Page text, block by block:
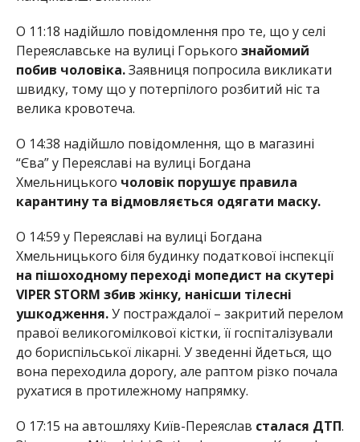
О 11:18 надійшло повідомлення про те, що у селі
Переяславське на вулиці Горького знайомий
побив чоловіка.Заявниця попросила викликати
швидку, тому що у потерпілого розбитий ніс та
велика кровотеча.
О 14:38 надійшло повідомлення, що в магазині
“Єва” у Переяславі на вулиці Богдана
Хмельницького чоловік порушує правила
карантину та відмовляється одягати маску.
О 14:59 у Переяславі на вулиці Богдана
Хмельницького біля будинку податкової інспекції
на пішоходному переході мопедист на скутері
VIPER STORM збив жінку, нанісши тілесні
ушкодження.У постраждалої – закритий перелом
правої великогомілкової кістки, її госпіталізували
до бориспільської лікарні. У зведенні йдеться, що
вона переходила дорогу, але раптом різко почала
рухатися в протилежному напрямку.
О 17:15 на автошляху Київ-Переяслав сталася ДТП.